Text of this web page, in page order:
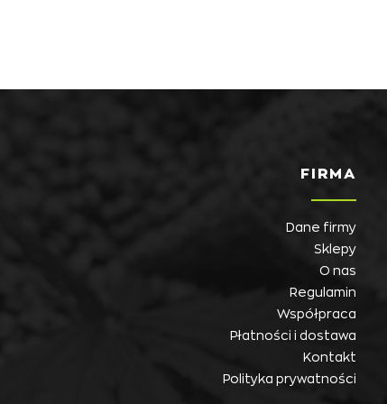
FIRMA
Dane firmy
Sklepy
O nas
Regulamin
Współpraca
Płatności i dostawa
Kontakt
Polityka prywatności